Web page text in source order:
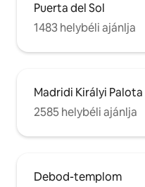
Puerta del Sol
1483 helybéli ajánlja
Madridi Királyi Palota
2585 helybéli ajánlja
Debod-templom